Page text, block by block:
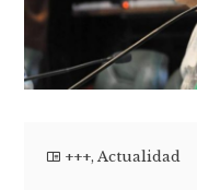
+++,Actualidad